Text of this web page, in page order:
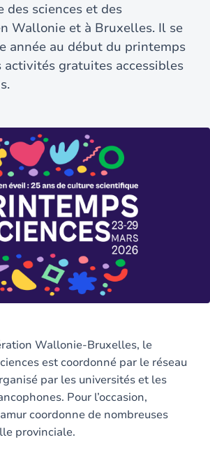
des sciences et des
Wallonie et à Bruxelles. Il se
année au début du printemps
activités gratuites accessibles
Wallonie-Bruxelles, le
est coordonné par le réseau
par les universités et les
Pour l’occasion,
coordonne de nombreuses
provinciale.